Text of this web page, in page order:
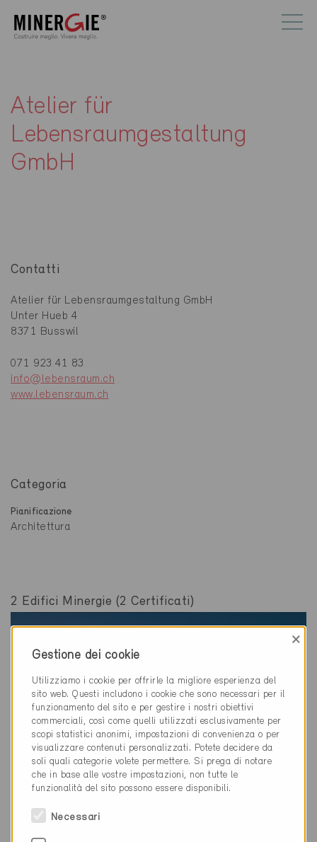
Atelier für
Lebensraumgestaltung
GmbH
Contatti
Atelier für Lebensraumgestaltung GmbH
Unter Hueb 4
8371 Busswil
071 923 41 83
info@lebensraum.ch
www.lebensraum.ch
Categoria
Pianificazione
Architettura
2 Edifici Minergie (2 Certificati)
Gestione dei cookie
×
Utilizziamo i cookie per offrirle la migliore esperienza del
sito web. Questi includono i cookie che sono necessari per il
funzionamento del sito e per gestire i nostri obiettivi
commerciali, così come quelli utilizzati esclusivamente per
scopi statistici anonimi, impostazioni di convenienza o per
visualizzare contenuti personalizzati. Potete decidere da
soli quali categorie volete permettere. Si prega di notare
che in base alle vostre impostazioni, non tutte le
funzionalità del sito possono essere disponibili.
Necessari